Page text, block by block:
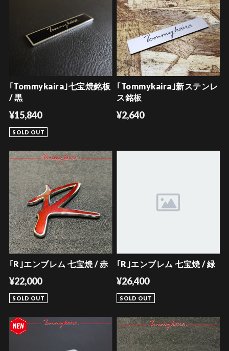
｢Tommykaira｣七宝焼銘板
/ 黒
¥15,840
SOLD OUT
｢Tommykaira｣新ステンレ
ス銘板
¥2,640
｢R｣エンブレム 七宝焼 / 赤
¥22,000
SOLD OUT
｢R｣エンブレム 七宝焼 / 緑
¥26,400
SOLD OUT